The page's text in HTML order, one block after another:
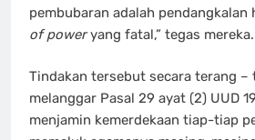
pembubaran adalah pendangkalan
of poweryang fatal,” tegas mereka.
Tindakan tersebut secara terang –
melanggar Pasal 29 ayat (2) UUD
menjamin kemerdekaan tiap-tiap